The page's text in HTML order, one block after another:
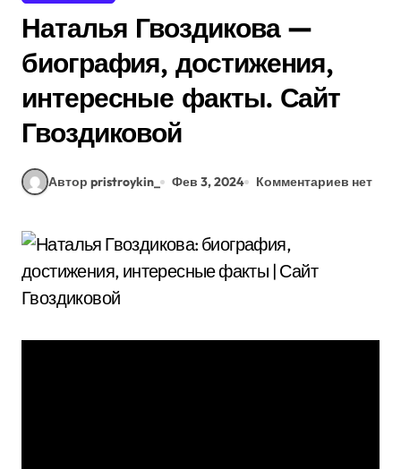
Наталья Гвоздикова —
биография, достижения,
интересные факты. Сайт
Гвоздиковой
Автор pristroykin_ Фев 3, 2024 Комментариев нет